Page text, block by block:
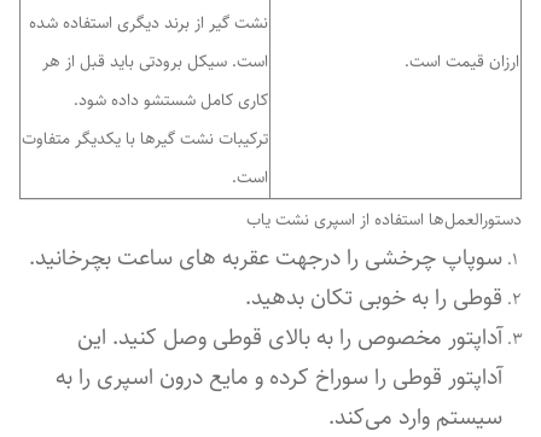
ارزان قیمت است.
نشت گیر از برند دیگری استفاده شده
است. سیکل برودتی باید قبل از هر
کاری کامل شستشو داده شود.
ترکیبات نشت گیرها با یکدیگر متفاوت
است.
دستورالعمل‌ها استفاده از اسپری نشت یاب
سوپاپ چرخشی را درجهت عقربه های ساعت بچرخانید.
قوطی را به خوبی تکان بدهید.
آداپتور مخصوص را به بالای قوطی وصل کنید. این
آداپتور قوطی را سوراخ کرده و مایع درون اسپری را به
سیستم وارد می‌کند.